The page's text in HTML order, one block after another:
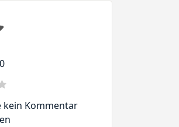
kein Kommentar